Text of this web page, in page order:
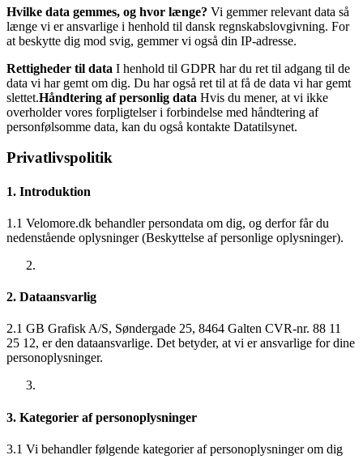
Hvilke data gemmes, og hvor længe? Vi gemmer relevant data så
længe vi er ansvarlige i henhold til dansk regnskabslovgivning. For
at beskytte dig mod svig, gemmer vi også din IP-adresse.
Rettigheder til data I henhold til GDPR har du ret til adgang til de
data vi har gemt om dig. Du har også ret til at få de data vi har gemt
slettet.Håndtering af personlig data Hvis du mener, at vi ikke
overholder vores forpligtelser i forbindelse med håndtering af
personfølsomme data, kan du også kontakte Datatilsynet.
Privatlivspolitik
1. Introduktion
1.1 Velomore.dk behandler persondata om dig, og derfor får du
nedenstående oplysninger (Beskyttelse af personlige oplysninger).
2. Dataansvarlig
2.1 GB Grafisk A/S, Søndergade 25, 8464 Galten CVR-nr. 88 11
25 12, er den dataansvarlige. Det betyder, at vi er ansvarlige for dine
personoplysninger.
3. Kategorier af personoplysninger
3.1 Vi behandler følgende kategorier af personoplysninger om dig